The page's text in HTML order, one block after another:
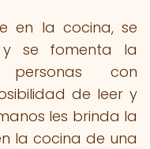
en la cocina, se
se fomenta la
con
de leer y
les brinda la
la cocina de una